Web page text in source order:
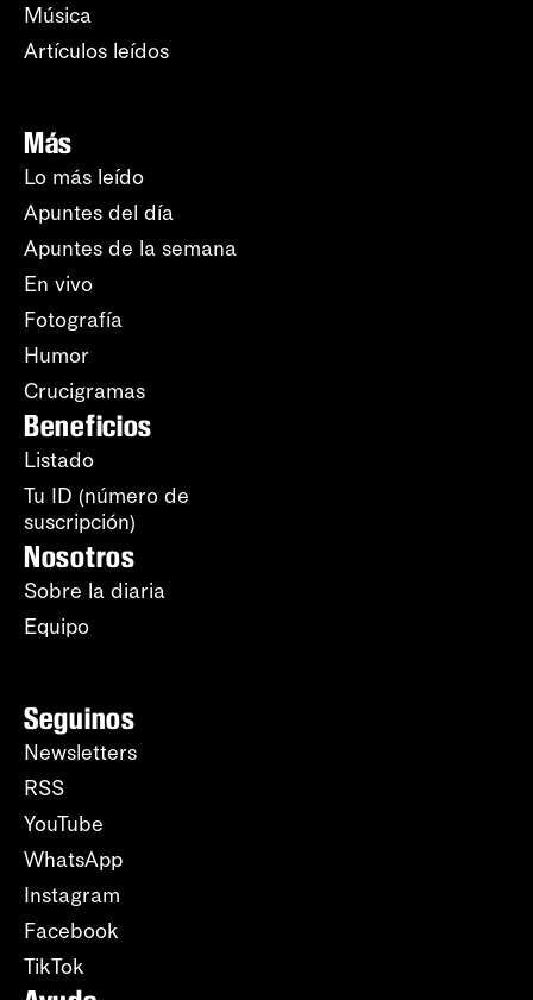
Música
Artículos leídos
Más
Lo más leído
Apuntes del día
Apuntes de la semana
En vivo
Fotografía
Humor
Crucigramas
Beneficios
Listado
Tu ID (número de
suscripción)
Nosotros
Sobre la diaria
Equipo
Seguinos
Newsletters
RSS
YouTube
WhatsApp
Instagram
Facebook
TikTok